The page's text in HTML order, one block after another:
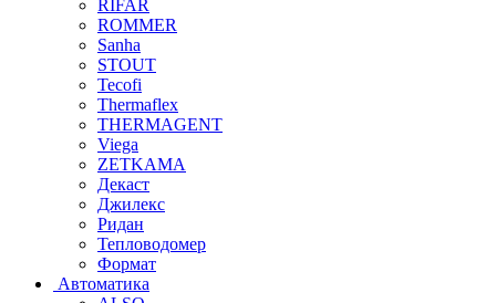
RIFAR
ROMMER
Sanha
STOUT
Tecofi
Thermaflex
THERMAGENT
Viega
ZETKAMA
Декаст
Джилекс
Ридан
Тепловодомер
Формат
Автоматика